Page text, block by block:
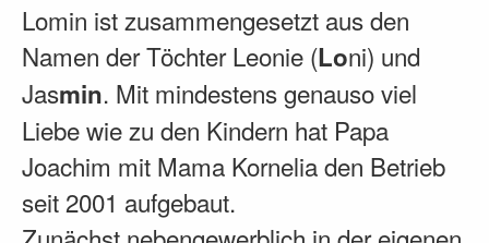
Lomin ist zusammengesetzt aus den
Namen der Töchter Leonie (Loni) und
Jasmin. Mit mindestens genauso viel
Liebe wie zu den Kindern hat Papa
Joachim mit Mama Kornelia den Betrieb
seit 2001 aufgebaut.